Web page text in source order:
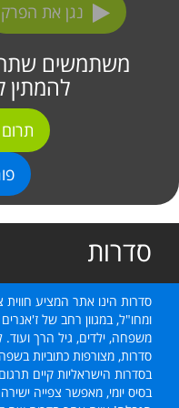
נגן את הפרק
משתמשים
סדרות
סדרות הינו אתר המציע
ומחו"ל, במגוון רחב של
משפחה, ילדים, גיל הרך
סדרות, מצורפות כתוביות
בסדרות הישראליות קיים
בסיס יומי, מאפשר צפייה